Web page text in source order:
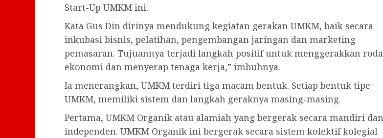
Start-Up UMKM ini.
Kata Gus Din dirinya mendukung kegiatan gerakan UMKM, baik secara
inkubasi bisnis, pelatihan, pengembangan jaringan dan marketing
pemasaran. Tujuannya terjadi langkah positif untuk menggerakkan roda
ekonomi dan menyerap tenaga kerja,” imbuhnya.
Ia menerangkan, UMKM terdiri tiga macam bentuk. Setiap bentuk tipe
UMKM, memiliki sistem dan langkah geraknya masing-masing.
Pertama, UMKM Organik atau alamiah yang bergerak secara mandiri dan
independen. UMKM Organik ini bergerak secara sistem kolektif kolegial